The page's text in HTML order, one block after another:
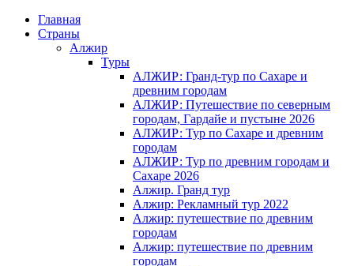
Главная
Страны
Алжир
Туры
АЛЖИР: Гранд-тур по Сахаре и
древним городам
АЛЖИР: Путешествие по северным
городам, Гардайе и пустыне 2026
АЛЖИР: Тур по Сахаре и древним
городам
АЛЖИР: Тур по древним городам и
Сахаре 2026
Алжир. Гранд тур
Алжир: Рекламный тур 2022
Алжир: путешествие по древним
городам
Алжир: путешествие по древним
городам